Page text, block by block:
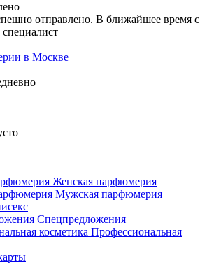
отправлено. В ближайшее время с
Женская парфюмерия
Мужская парфюмерия
Спецпредложения
Профессиональная